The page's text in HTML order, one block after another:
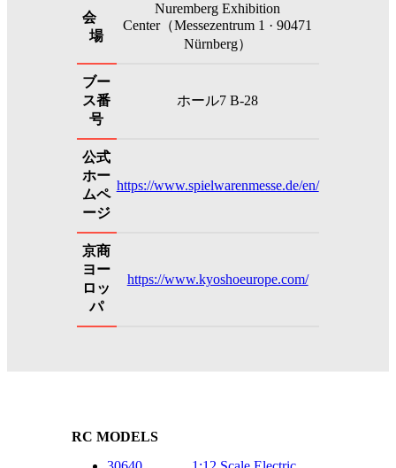
会
場
Nuremberg Exhibition
Center（Messezentrum 1 · 90471
Nürnberg）
ブー
ス番
号
ホール7 B-28
公式
ホー
ムペ
ージ
https://www.spielwarenmesse.de/en/
京商
ヨー
ロッ
パ
https://www.kyoshoeurope.com/
RC MODELS